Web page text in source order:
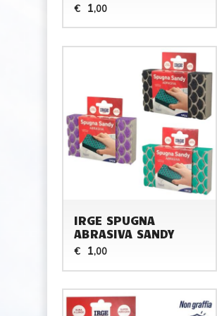
€ 1,00
IRGE SPUGNA
ABRASIVA SANDY
€ 1,00